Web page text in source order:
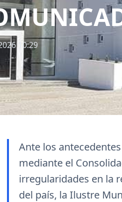
10:29
Ante los
mediante el
irregularidades en la
del país, la Ilustre